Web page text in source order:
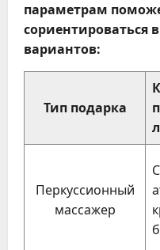
параметрам
сориентироваться
вариантов:
Тип подарка
Перкуссионный
массажер